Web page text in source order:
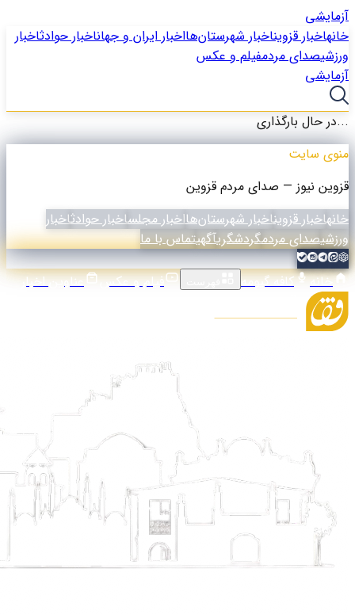
آزمایشی
خانهاخبار قزویناخبار شهرستان‌هااخبار ایران و جهاناخبار حوادثاخبار
ورزشیصدای مردمفیلم و عکس
آزمایشی
در حال بارگذاری...
منوی سایت
قزوین نیوز — صدای مردم قزوین
خانهاخبار قزویناخبار شهرستان‌هااخبار مجلساخبار حوادثاخبار
ورزشیصدای مردمگردشگریآگهیتماس با ما
خانه کافه گیومه فیلم و عکس عناوین اخبار